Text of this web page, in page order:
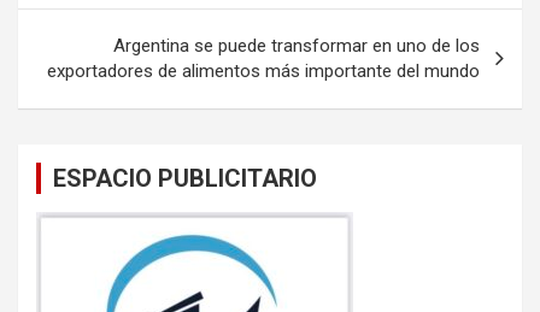
k
p
entradasArgentina se puede transformar en uno de los
exportadores de alimentos más importante del mundo
ESPACIO PUBLICITARIO